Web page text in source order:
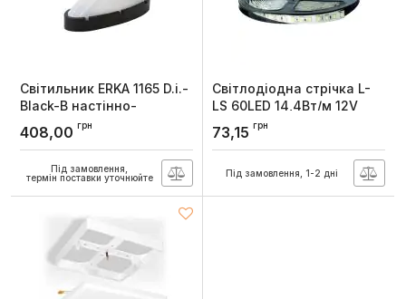
Світильник ERKA 1165 D.i.-
Black-B настінно-
стельовий з датчиком
руху овальний чорний-
Артикул:116524
408,00 грн
Під замовлення,
термін поставки уточнюйте
Світлодіодна стрічка L-
LS 60LED 14,4Вт/м 12V
6000K ІР20 (1м), Lebron
Артикул:
73,15 грн
Під замовлення, 1-2 дні